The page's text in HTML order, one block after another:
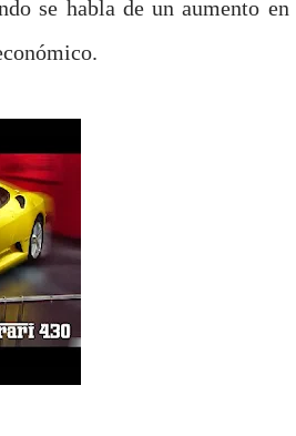
se habla de un aumento en